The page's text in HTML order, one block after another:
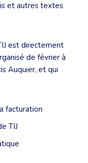
et autres textes
est directement
de février à
Auquier, et qui
facturation
TIJ